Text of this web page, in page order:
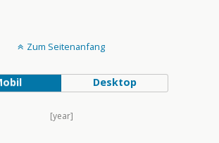
Zum Seitenanfang
Desktop
[year]